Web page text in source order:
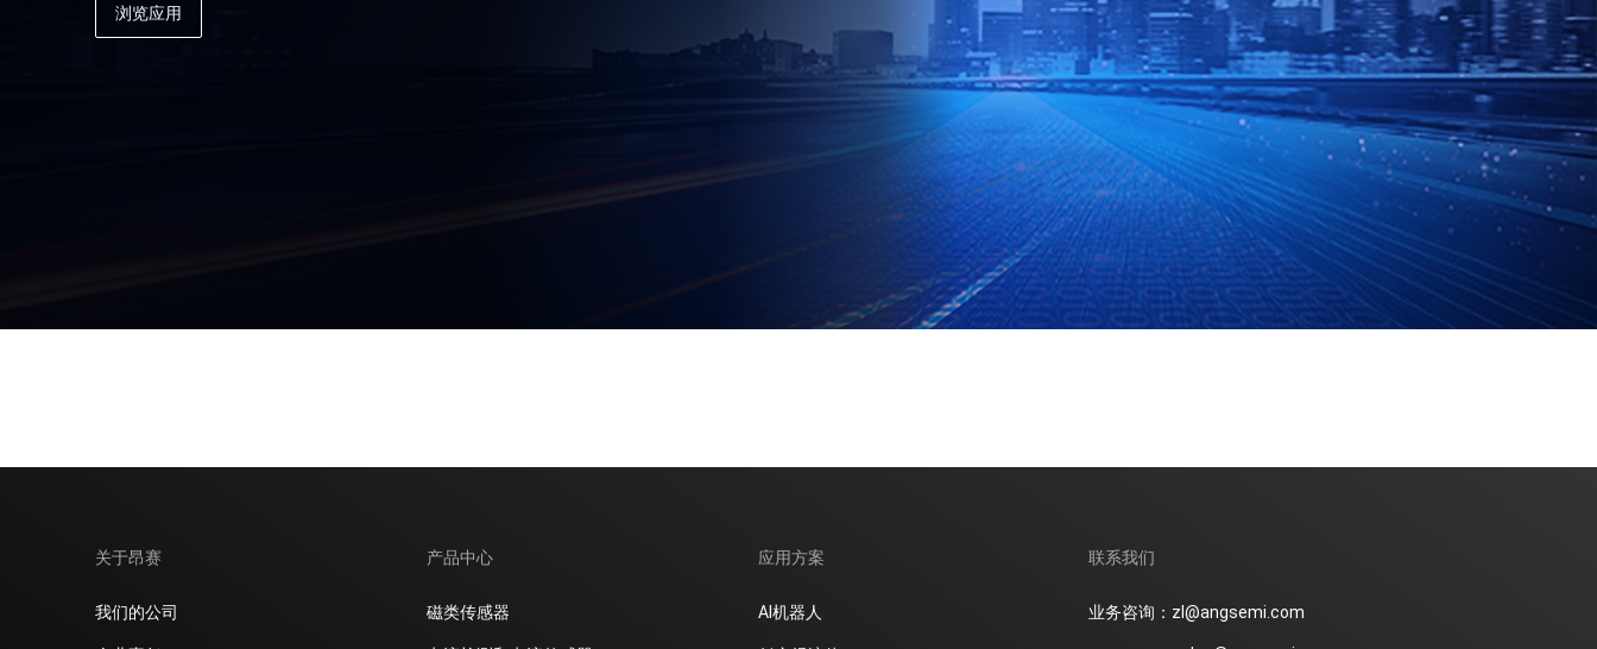
工业和工控
浏览应用
关于昂赛
我们的公司
产品中心
磁类传感器
应用方案
AI机器人
联系我们
业务咨询：zl@angsemi.com